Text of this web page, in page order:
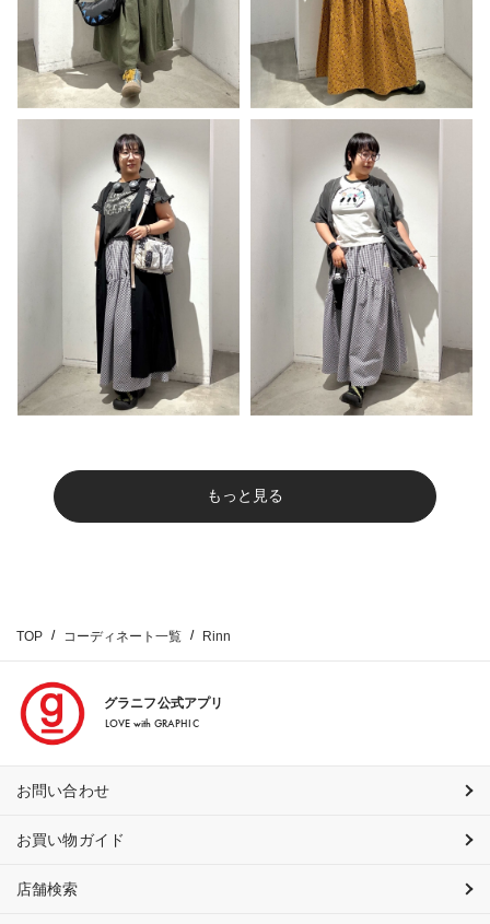
もっと見る
TOP コーディネート一覧 Rinn
グラニフ公式アプリ
LOVE with GRAPHIC
お問い合わせ
お買い物ガイド
店舗検索